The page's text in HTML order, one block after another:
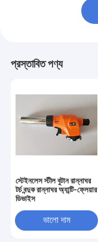
প্রস্তাবিত পণ্য
স্টেইনলেস স্টীল বুটান রান্নাঘর
টর্চ বন্দুক রান্নাঘর অ্যান্টি-ফ্লেয়ার
ডিভাইস
ভালো দাম